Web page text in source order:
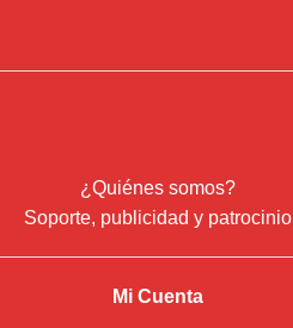
¿Quiénes somos?
Soporte, publicidad y patrocinio
Mi Cuenta